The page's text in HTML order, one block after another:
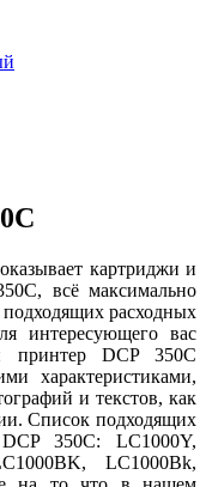
картриджи и
всё максимально
расходных
интересующего вас
принтер DCP 350C
характеристиками,
и текстов, как
Список подходящих
350C: LC1000Y,
LC1000Bk,